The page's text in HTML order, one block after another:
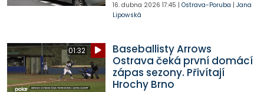
16. dubna 2026 17:45 | Ostrava-Poruba | Jana
Lipowská
01:32
Baseballisty Arrows
Ostrava čeká první domácí
zápas sezony. Přivítají
Hrochy Brno